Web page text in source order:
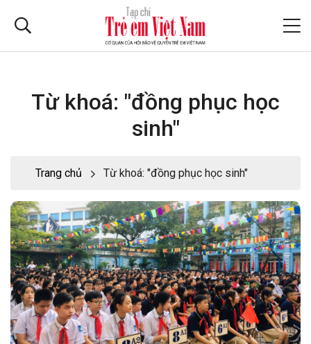
Từ khoá: "đồng phục học
sinh"
Trang chủ Từ khoá: "đồng phục học sinh"